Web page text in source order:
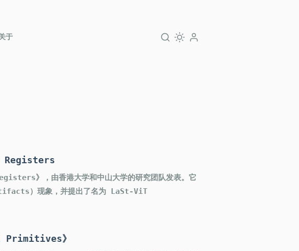
于
Registers
》，由香港大学和中山大学的研究团队发表。它
）现象，并提出了名为 LaSt-ViT
Primitives》